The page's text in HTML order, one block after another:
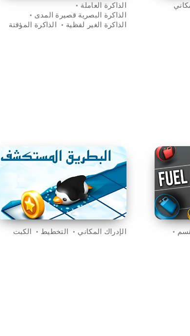
الذاكرة العاملة
الذاكرة البصرية قصيرة المدى
الذاكرة الغير لفظية
الذاكرة المؤقتة
الإدراك المكاني التخطيط الكبت